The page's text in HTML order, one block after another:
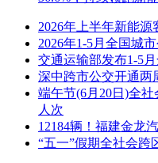
2026年上半年新能源
2026年1-5月全国城
交通运输部发布1-5
深中跨市公交开通两
端午节(6月20日)全
人次
12184辆！福建金龙
“五一”假期全社会跨